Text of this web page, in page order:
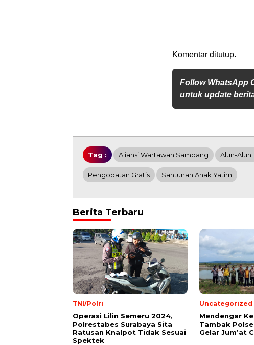
Komentar ditutup.
Follow WhatsApp
untuk update
Tag : Aliansi Wartawan Sampang Alun-Alun
Pengobatan Gratis Santunan Anak Yatim
Berita Terbaru
TNI/Polri
Operasi Lilin Semeru 2024,
Polrestabes Surabaya Sita
Ratusan Knalpot Tidak Sesuai
Spektek
Uncategorized
Mendengar
Tambak
Gelar Jum’at